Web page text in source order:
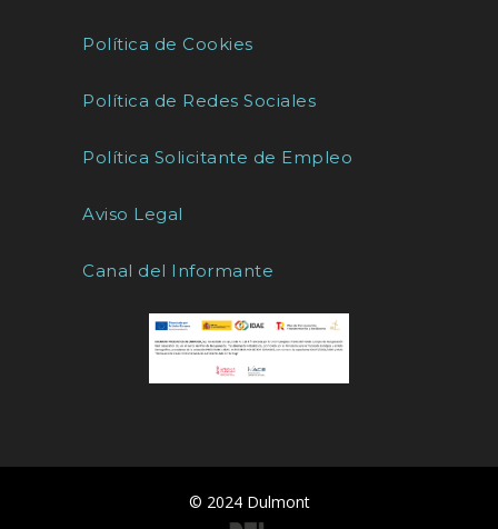
Política de Cookies
Política de Redes Sociales
Política Solicitante de Empleo
Aviso Legal
Canal del Informante
© 2024 Dulmont